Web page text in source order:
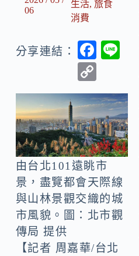
06
生活, 旅食
消費
分享連結：
F
b
o
o
k
o
p
y
Li
n
k
由台北101遠眺市
景，盡覽都會天際線
與山林景觀交織的城
市風貌。圖：北市觀
傳局 提供
【記者 周嘉華/台北